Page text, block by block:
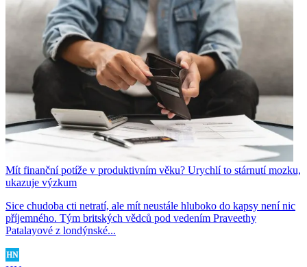
Mít finanční potíže v produktivním věku? Urychlí to stárnutí mozku,
ukazuje výzkum
Sice chudoba cti netratí, ale mít neustále hluboko do kapsy není nic
příjemného. Tým britských vědců pod vedením Praveethy
Patalayové z londýnské...